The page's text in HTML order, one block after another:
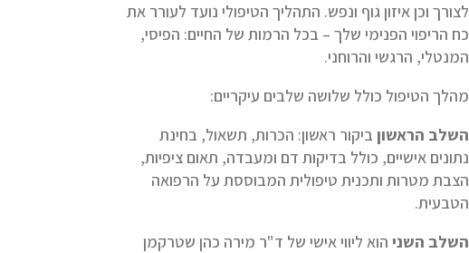
לצורך וכן איזון גוף ונפש. התהליך הטיפולי נועד לעורר את
כח הריפוי הפנימי שלך – בכל הרמות של החיים: הפיסי,
המנטלי, הרגשי והרוחני.
מהלך הטיפול כולל שלושה שלבים עיקריים:
השלב הראשון ביקור ראשון: הכרות, תשאול, בחינת
נתונים אישיים, כולל בדיקות דם ומעבדה, תאום ציפיות,
הצבת מטרות ותכנית טיפולית המבוססת על הרפואה
הטבעית.
השלב השני הוא ליווי אישי של ד"ר מירה כהן שטרקמן